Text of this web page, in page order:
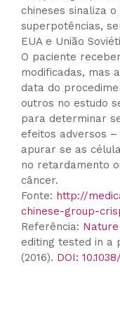
chineses sinaliza
superpotências,
EUA e União
O paciente
modificadas, mas
data do
outros no estudo
para determinar
efeitos adversos
apurar se as
no retardamento
câncer.
Fonte: http://
chinese-group-
Referência: Nature
editing tested in a
(2016). DOI: